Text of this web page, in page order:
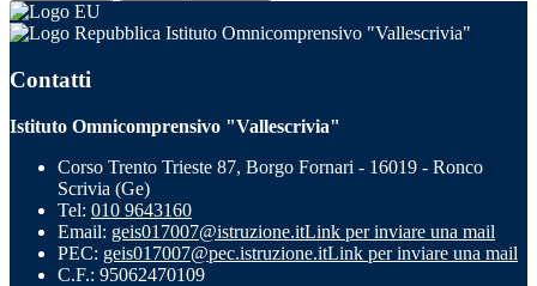
Istituto Omnicomprensivo "Vallescrivia"
Contatti
Istituto Omnicomprensivo "Vallescrivia"
Corso Trento Trieste 87, Borgo Fornari - 16019 - Ronco
Scrivia (Ge)
Tel: 010 9643160
Email: geis017007@istruzione.itLink per inviare una mail
PEC: geis017007@pec.istruzione.itLink per inviare una mail
C.F.: 95062470109